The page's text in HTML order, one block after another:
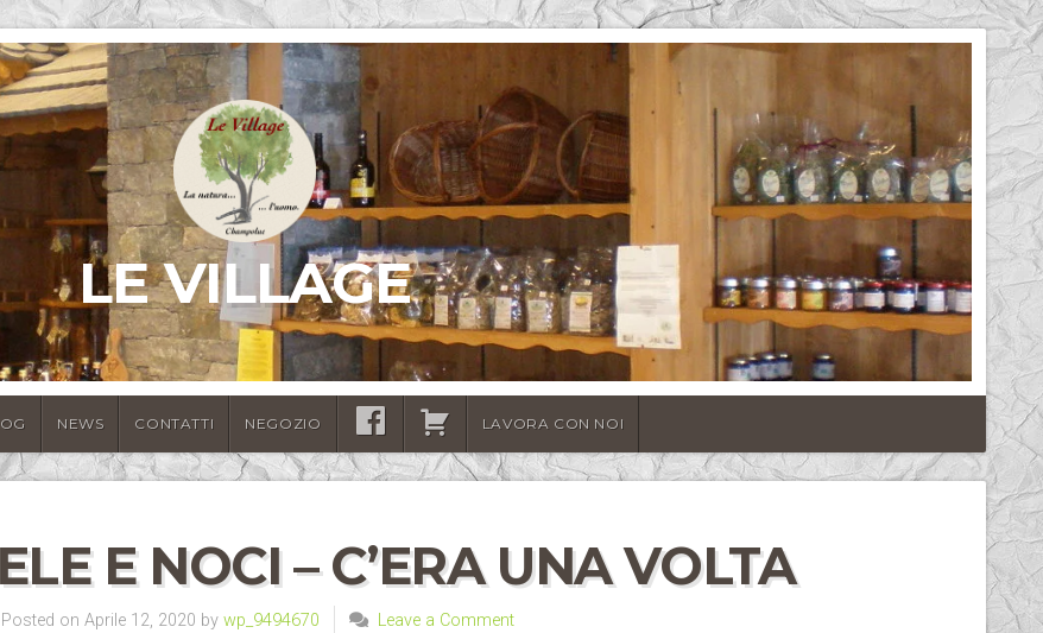
LE VILLAGE
NEWS CONTATTI NEGOZIO SEGUICI
SU
CARRELLOLAVORA CON NOI
E NOCI – C’ERA UNA VOLTA
on Aprile 12, 2020 by wp_9494670 Leave a Comment